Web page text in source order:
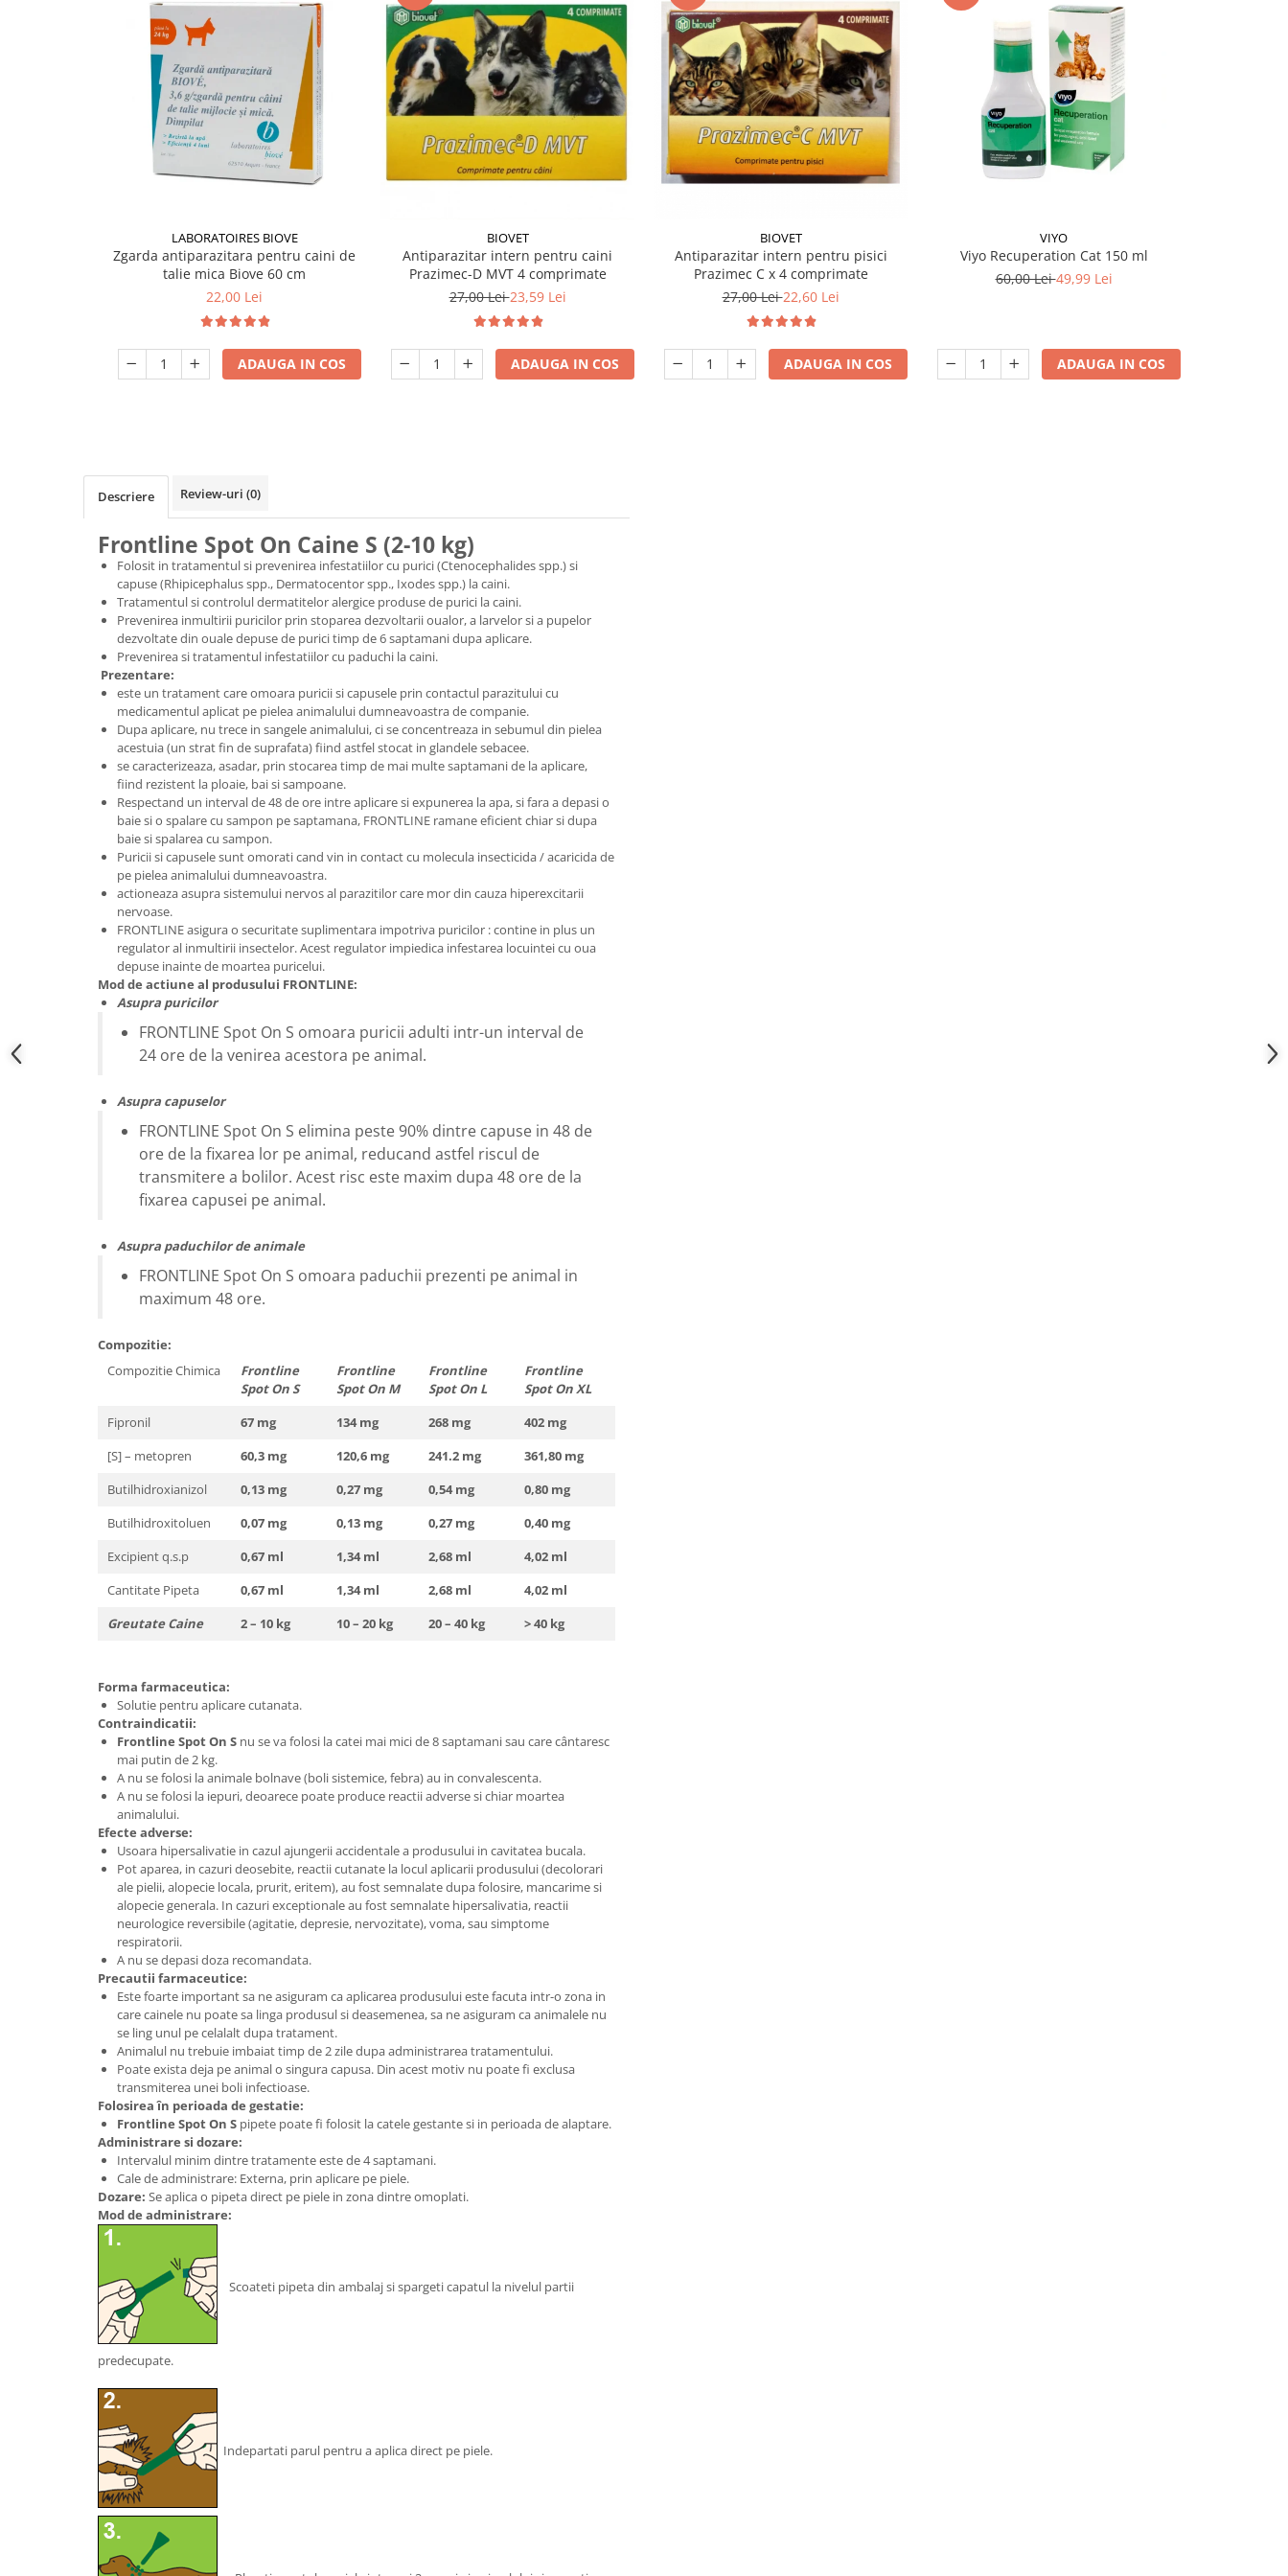
LABORATOIRES BIOVE
Zgarda antiparazitara pentru caini de
talie mica Biove 60 cm
22,00 Lei
ADAUGA IN COS
BIOVET
Antiparazitar intern pentru caini
Prazimec-D MVT 4 comprimate
27,00 Lei23,59 Lei
ADAUGA IN COS
BIOVET
Antiparazitar intern pentru pisici
Prazimec C x 4 comprimate
27,00 Lei22,60 Lei
ADAUGA IN COS
VIYO
Viyo Recuperation Cat 150 ml
60,00 Lei49,99 Lei
ADAUGA IN COS
Descriere Review-uri (0)
Frontline Spot On Caine S (2-10 kg)
Folosit in tratamentul si prevenirea infestatiilor cu purici (Ctenocephalides spp.) si
capuse (Rhipicephalus spp., Dermatocentor spp., Ixodes spp.) la caini.
Tratamentul si controlul dermatitelor alergice produse de purici la caini.
Prevenirea inmultirii puricilor prin stoparea dezvoltarii oualor, a larvelor si a pupelor
dezvoltate din ouale depuse de purici timp de 6 saptamani dupa aplicare.
Prevenirea si tratamentul infestatiilor cu paduchi la caini.
Prezentare:
este un tratament care omoara puricii si capusele prin contactul parazitului cu
medicamentul aplicat pe pielea animalului dumneavoastra de companie.
Dupa aplicare, nu trece in sangele animalului, ci se concentreaza in sebumul din pielea
acestuia (un strat fin de suprafata) fiind astfel stocat in glandele sebacee.
se caracterizeaza, asadar, prin stocarea timp de mai multe saptamani de la aplicare,
fiind rezistent la ploaie, bai si sampoane.
Respectand un interval de 48 de ore intre aplicare si expunerea la apa, si fara a depasi o
baie si o spalare cu sampon pe saptamana, FRONTLINE ramane eficient chiar si dupa
baie si spalarea cu sampon.
Puricii si capusele sunt omorati cand vin in contact cu molecula insecticida / acaricida de
pe pielea animalului dumneavoastra.
actioneaza asupra sistemului nervos al parazitilor care mor din cauza hiperexcitarii
nervoase.
FRONTLINE asigura o securitate suplimentara impotriva puricilor : contine in plus un
regulator al inmultirii insectelor. Acest regulator impiedica infestarea locuintei cu oua
depuse inainte de moartea puricelui.
Mod de actiune al produsului FRONTLINE:
Asupra puricilor
FRONTLINE Spot On S omoara puricii adulti intr-un interval de
24 ore de la venirea acestora pe animal.
Asupra capuselor
FRONTLINE Spot On S elimina peste 90% dintre capuse in 48 de
ore de la fixarea lor pe animal, reducand astfel riscul de
transmitere a bolilor. Acest risc este maxim dupa 48 ore de la
fixarea capusei pe animal.
Asupra paduchilor de animale
FRONTLINE Spot On S omoara paduchii prezenti pe animal in
maximum 48 ore.
Compozitie:
Compozitie Chimica
Frontline
Spot On S
Frontline
Spot On M
Frontline
Spot On L
Frontline
Spot On XL
Fipronil
67 mg 134 mg 268 mg
402 mg
[S] – metopren
60,3 mg 120,6 mg 241.2 mg
361,80 mg
Butilhidroxianizol
0,13 mg 0,27 mg 0,54 mg
0,80 mg
Butilhidroxitoluen
0,07 mg 0,13 mg 0,27 mg
0,40 mg
Excipient q.s.p
0,67 ml 1,34 ml 2,68 ml
4,02 ml
Cantitate Pipeta
0,67 ml 1,34 ml 2,68 ml
4,02 ml
Greutate Caine
2 – 10 kg 10 – 20 kg 20 – 40 kg > 40 kg
Forma farmaceutica:
Solutie pentru aplicare cutanata.
Contraindicatii:
Frontline Spot On S nu se va folosi la catei mai mici de 8 saptamani sau care cântaresc
mai putin de 2 kg.
A nu se folosi la animale bolnave (boli sistemice, febra) au in convalescenta.
A nu se folosi la iepuri, deoarece poate produce reactii adverse si chiar moartea
animalului.
Efecte adverse:
Usoara hipersalivatie in cazul ajungerii accidentale a produsului in cavitatea bucala.
Pot aparea, in cazuri deosebite, reactii cutanate la locul aplicarii produsului (decolorari
ale pielii, alopecie locala, prurit, eritem), au fost semnalate dupa folosire, mancarime si
alopecie generala. In cazuri exceptionale au fost semnalate hipersalivatia, reactii
neurologice reversibile (agitatie, depresie, nervozitate), voma, sau simptome
respiratorii.
A nu se depasi doza recomandata.
Precautii farmaceutice:
Este foarte important sa ne asiguram ca aplicarea produsului este facuta intr-o zona in
care cainele nu poate sa linga produsul si deasemenea, sa ne asiguram ca animalele nu
se ling unul pe celalalt dupa tratament.
Animalul nu trebuie imbaiat timp de 2 zile dupa administrarea tratamentului.
Poate exista deja pe animal o singura capusa. Din acest motiv nu poate fi exclusa
transmiterea unei boli infectioase.
Folosirea în perioada de gestatie:
Frontline Spot On S pipete poate fi folosit la catele gestante si in perioada de alaptare.
Administrare si dozare:
Intervalul minim dintre tratamente este de 4 saptamani.
Cale de administrare: Externa, prin aplicare pe piele.
Dozare: Se aplica o pipeta direct pe piele in zona dintre omoplati.
Mod de administrare:
Scoateti pipeta din ambalaj si spargeti capatul la nivelul partii
predecupate.
Indepartati parul pentru a aplica direct pe piele.